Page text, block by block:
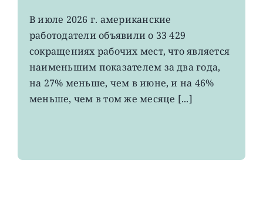
число
мест
за
два
года
В июле 2026 г. американские
работодатели объявили о 33 429
сокращениях рабочих мест, что является
наименьшим показателем за два года,
на 27% меньше, чем в июне, и на 46%
меньше, чем в том же месяце [...]